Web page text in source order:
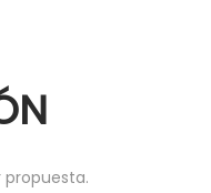
propuesta.